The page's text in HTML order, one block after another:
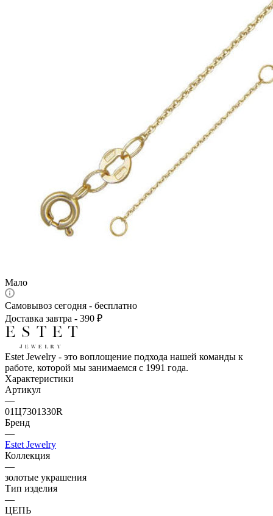
Мало
Самовывоз сегодня - бесплатно
Доставка завтра - 390 ₽
Estet Jewelry - это воплощение подхода нашей команды к
работе, которой мы занимаемся с 1991 года.
Характеристики
Артикул
—
01Ц7301330R
Бренд
—
Estet Jewelry
Коллекция
—
золотые украшения
Тип изделия
—
ЦЕПЬ